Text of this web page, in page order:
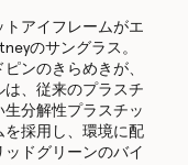
トアイフレームがエ
のサングラス。
ンのきらめきが、
、従来のプラスチ
分解性プラスチッ
を採用し、環境に配
ドグリーンのバイ